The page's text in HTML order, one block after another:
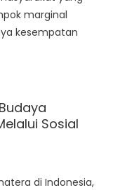
marginal
kesempatan
Sosial
di Indonesia,